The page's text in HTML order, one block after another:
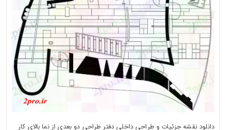
دانلود نقشه جزئیات و طراحی داخلی دفتر طراحی دو بعدی از نما بالای کار